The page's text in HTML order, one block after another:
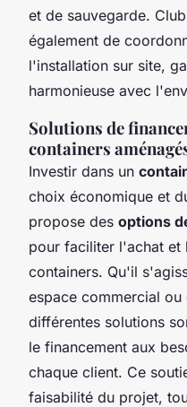
et de sauvegarde.
également de
l'installation sur site,
harmonieuse avec
Solutions de
containers
Investir dans un
choix économique et
propose des options
pour faciliter l'achat et
containers. Qu'il
espace commercial
différentes solutions
le financement aux
chaque client. Ce
faisabilité du projet,